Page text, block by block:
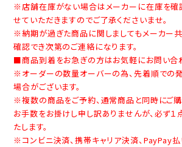
※店舗在庫がない場合はメーカーに在庫を確
せていただきますのでご了承くださいませ。
※納期が過ぎた商品に関しましてもメーカー
確認でき次第のご連絡になります。
■商品到着をお急ぎの方はお気軽にお問い合
※オーダーの数量オーバーの為、先着順での
場合がございます。
※複数の商品をご予約、通常商品と同時にご
お手数をお掛けし申し訳ありませんが、必ず
たします。
※コンビニ決済、携帯キャリア決済、PayPay払